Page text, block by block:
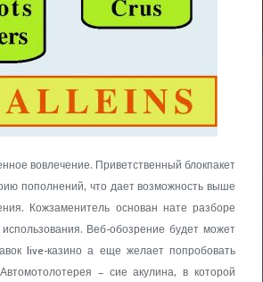
вовлечение. Приветственный блокпакет
пополнений, что дает возможность выше
Кожзаменитель основан нате разборе
Веб-обозрение будет может
live-казино а еще желает попробовать
– сие акулина, в которой